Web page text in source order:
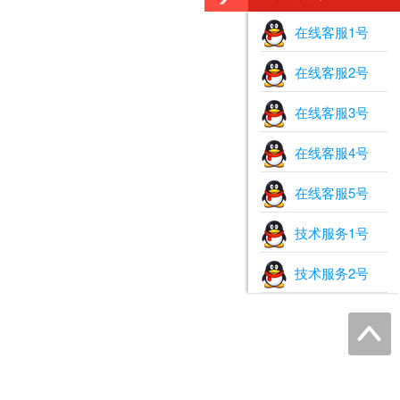
在线客服1号
在线客服2号
在线客服3号
在线客服4号
在线客服5号
技术服务1号
技术服务2号